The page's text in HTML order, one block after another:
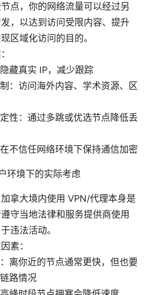
点，你的网络流量可以经过另
，以达到访问受限内容、提升
区域化访问的目的。
藏真实 IP，减少跟踪
：访问海外内容、学术资源、区
性：通过多跳或优选节点降低丢
不信任网络环境下保持通信加密
环境下的实际考虑
拿大境内使用 VPN/代理本身是
守当地法律和服务提供商使用
违法活动。
素：
离你近的节点通常更快，但也要
路情况